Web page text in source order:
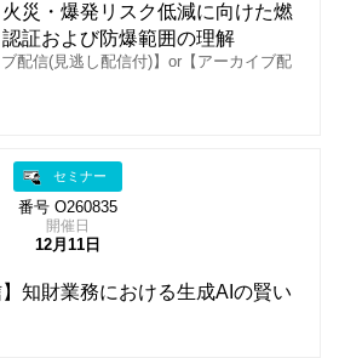
火災・爆発リスク低減に向けた燃
証および防爆範囲の理解
配信(見逃し配信付)】or【アーカイブ配
セミナー
番号 O260835
開催日
12月11日
】知財業務における生成AIの賢い